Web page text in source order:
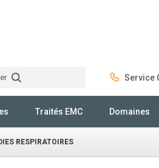
Service
Traités EMC Domaines
RESPIRATOIRES